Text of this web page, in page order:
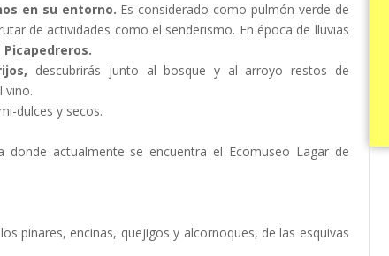
en su entorno. Es considerado como pulmón verde de
de actividades como el senderismo. En época de lluvias
Picapedreros.
descubrirás junto al bosque y al arroyo restos de
vino.
dulces y secos.
actualmente se encuentra el Ecomuseo Lagar de
pinares, encinas, quejigos y alcornoques, de las esquivas